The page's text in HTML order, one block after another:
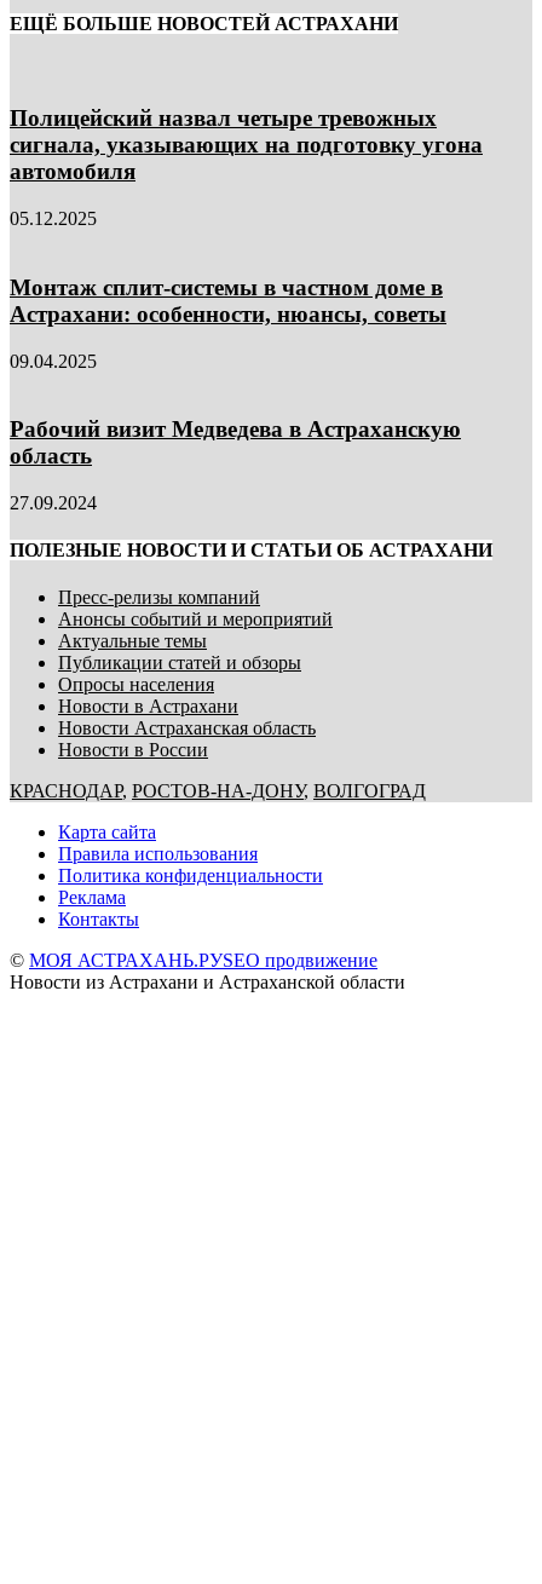
ЕЩЁ БОЛЬШЕ НОВОСТЕЙ АСТРАХАНИ
Полицейский назвал четыре тревожных
сигнала, указывающих на подготовку угона
автомобиля
05.12.2025
Монтаж сплит-системы в частном доме в
Астрахани: особенности, нюансы, советы
09.04.2025
Рабочий визит Медведева в Астраханскую
область
27.09.2024
ПОЛЕЗНЫЕ НОВОСТИ И СТАТЬИ ОБ АСТРАХАНИ
Пресс-релизы компаний
Анонсы событий и мероприятий
Актуальные темы
Публикации статей и обзоры
Опросы населения
Новости в Астрахани
Новости Астраханская область
Новости в России
КРАСНОДАР, РОСТОВ-НА-ДОНУ, ВОЛГОГРАД
Карта сайта
Правила использования
Политика конфиденциальности
Реклама
Контакты
© МОЯ АСТРАХАНЬ.РУSEO продвижение
Новости из Астрахани и Астраханской области